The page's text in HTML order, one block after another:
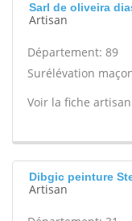
Sarl de oliveira
Artisan
Département: 89
Surélévation
Voir la fiche
Dibgic peinture
Artisan